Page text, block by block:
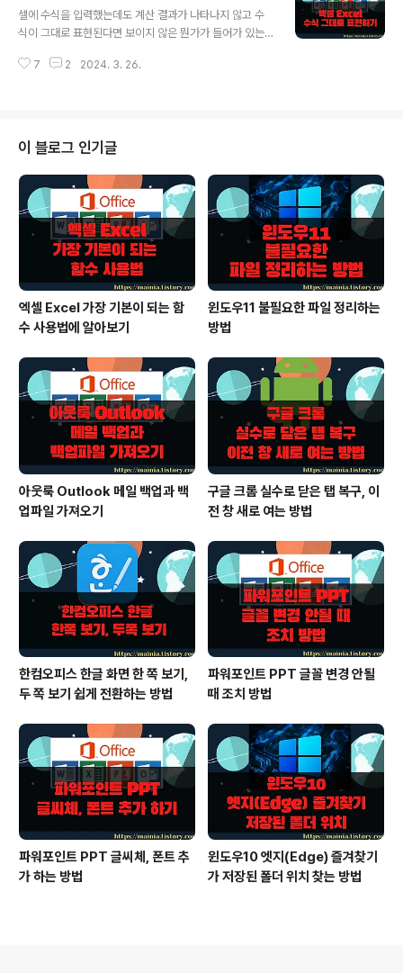
가 생기면 셀 왼쪽 상단에 녹색 띠가 생깁니다. 띠를 클릭하
면 에러의 종류를 알 수가 있습니다. 그림은 공백이 있거나
상태에서 함수 계산을 해봐야 제대로 결과를 얻을 수 없습
셀에 수식을 입력했는데도 계산 결과가 나타나지 않고 수
식이 그대로 표현된다면 보이지 않은 뭔가가 들어가 있는
의 수가 많으면 일일이 작업하기 힘들기 때문에 엑셀에서
문입니다. ▼ 그림처럼 셀에 식을 입력했는데도 수식의 결
과가 나오지 않고 식이 그대로 표현이 되는 경우가 있습니
다. 보통 공백으로 인해 이런 현상이 일어나는 것입니다. 결
과 값이 출력될 수 있도록 공백을 분리해 보도록 하겠습니
다. [데이터] 탭 > [텍스트 나누기] 리본 메뉴를 클릭합니
다. ▼ 셀에서 불필요한 부분을 분..
7 2 2024. 3. 26.
이 블로그 인기글
엑셀 Excel 가장 기본이 되는 함
수 사용법에 알아보기
윈도우11 불필요한 파일 정리하는
방법
아웃룩 Outlook 메일 백업과 백
업파일 가져오기
구글 크롬 실수로 닫은 탭 복구, 이
전 창 새로 여는 방법
한컴오피스 한글 화면 한 쪽 보기,
두 쪽 보기 쉽게 전환하는 방법
파워포인트 PPT 글꼴 변경 안될
때 조치 방법
파워포인트 PPT 글씨체, 폰트 추
가 하는 방법
윈도우10 엣지(Edge) 즐겨찾기
가 저장된 폴더 위치 찾는 방법